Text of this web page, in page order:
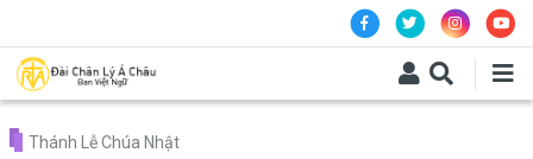
Thánh Lễ Chúa Nhật